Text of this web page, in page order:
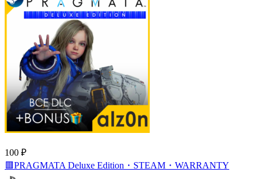
100 ₽
🟥PRAGMATA Deluxe Edition・STEAM・WARRANTY